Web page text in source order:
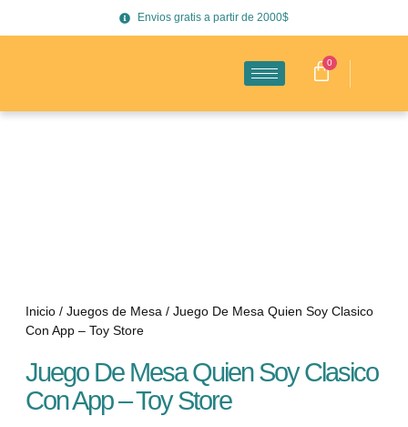
Envios gratis a partir de 2000$
0
Inicio / Juegos de Mesa / Juego De Mesa Quien Soy Clasico
Con App – Toy Store
Juego De Mesa Quien Soy Clasico
Con App – Toy Store